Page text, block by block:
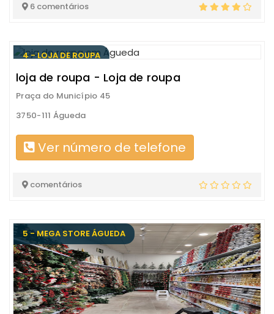
6 comentários
4 - LOJA DE ROUPA
loja de roupa - Loja de roupa
Praça do Município 45
3750-111 Águeda
Ver número de telefone
comentários
5 - MEGA STORE ÁGUEDA